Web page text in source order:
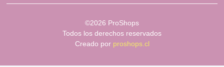
©2026 ProShops
Todos los derechos reservados
Creado por proshops.cl